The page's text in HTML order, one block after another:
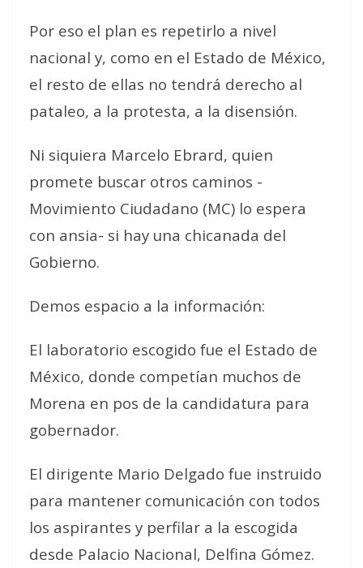
Por eso el plan es repetirlo a nivel
nacional y, como en el Estado de México,
el resto de ellas no tendrá derecho al
pataleo, a la protesta, a la disensión.
Ni siquiera Marcelo Ebrard, quien
promete buscar otros caminos -
Movimiento Ciudadano (MC) lo espera
con ansia- si hay una chicanada del
Gobierno.
Demos espacio a la información:
El laboratorio escogido fue el Estado de
México, donde competían muchos de
Morena en pos de la candidatura para
gobernador.
El dirigente Mario Delgado fue instruido
para mantener comunicación con todos
los aspirantes y perfilar a la escogida
desde Palacio Nacional, Delfina Gómez.